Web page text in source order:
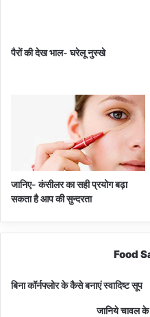
पैरों की देख भाल- घरेलू नुस्खे
जानिए- कंसीलर का सही प्रयोग बढ़ा
सकता है आप की सुन्दरता
Food
बिना कॉर्नफ्लोर के कैसे बनाएं स्वादिष्ट सूप
जानिये चावल के